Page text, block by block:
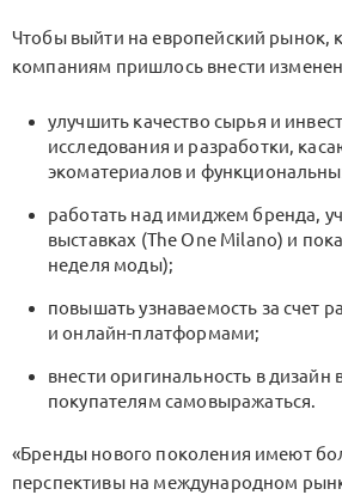
Чтобы выйти на европейский рынок,
компаниям пришлось внести
улучшить качество сырья и
исследования и разработки,
экоматериалов и
работать над имиджем бренда,
выставках (The One Milano) и
неделя моды);
повышать узнаваемость за счет
и онлайн-платформами;
внести оригинальность в дизайн
покупателям самовыражаться.
«Бренды нового поколения имеют
перспективы на международном